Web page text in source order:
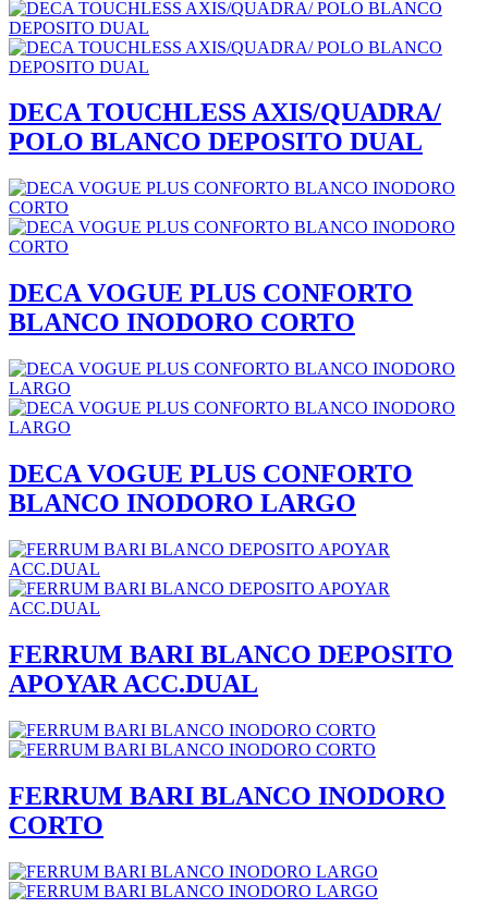
DECA TOUCHLESS AXIS/QUADRA/
POLO BLANCO DEPOSITO DUAL
DECA VOGUE PLUS CONFORTO
BLANCO INODORO CORTO
DECA VOGUE PLUS CONFORTO
BLANCO INODORO LARGO
FERRUM BARI BLANCO DEPOSITO
APOYAR ACC.DUAL
FERRUM BARI BLANCO INODORO
CORTO